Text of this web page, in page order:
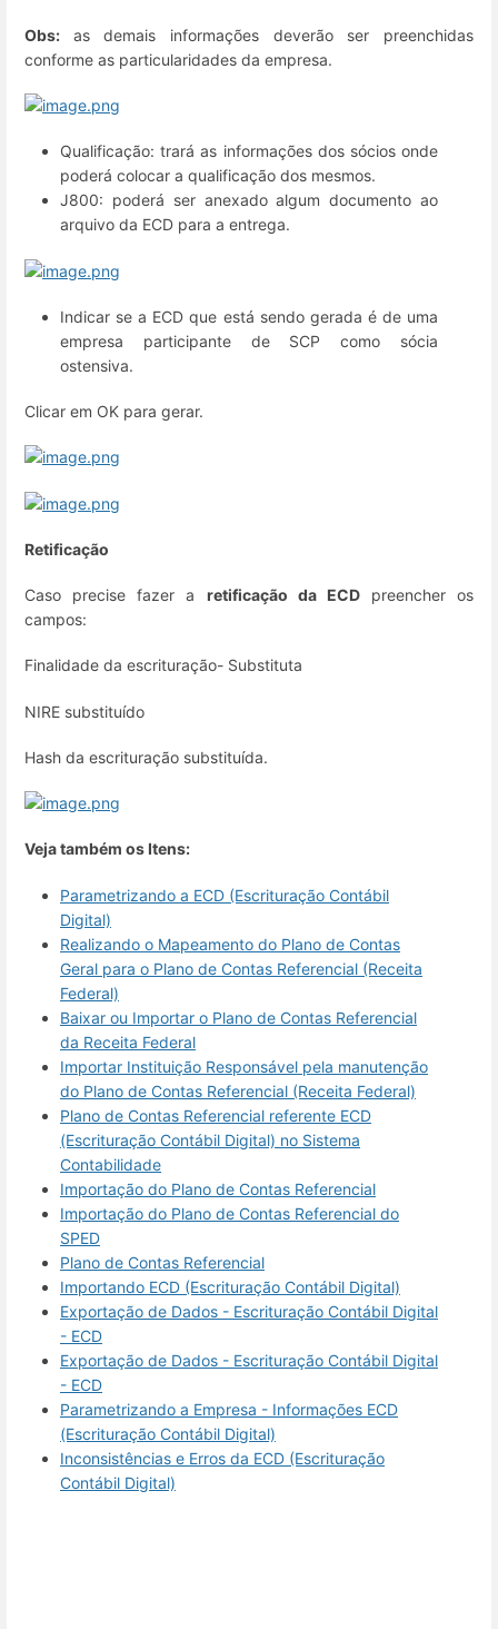
Obs: as demais informações deverão ser preenchidas
conforme as particularidades da empresa.
Qualificação: trará as informações dos sócios onde
poderá colocar a qualificação dos mesmos.
J800: poderá ser anexado algum documento ao
arquivo da ECD para a entrega.
Indicar se a ECD que está sendo gerada é de uma
empresa participante de SCP como sócia
ostensiva.
Clicar em OK para gerar.
Retificação
Caso precise fazer a retificação da ECDpreencher os
campos:
Finalidade da escrituração- Substituta
NIRE substituído
Hash da escrituração substituída.
Veja também os Itens:
Parametrizando a ECD (Escrituração Contábil
Digital)
Realizando o Mapeamento do Plano de Contas
Geral para o Plano de Contas Referencial (Receita
Federal)
Baixar ou Importar o Plano de Contas Referencial
da Receita Federal
Importar Instituição Responsável pela manutenção
do Plano de Contas Referencial (Receita Federal)
Plano de Contas Referencial referente ECD
(Escrituração Contábil Digital) no Sistema
Contabilidade
Importação do Plano de Contas Referencial
Importação do Plano de Contas Referencial do
SPED
Plano de Contas Referencial
Importando ECD (Escrituração Contábil Digital)
Exportação de Dados - Escrituração Contábil Digital
- ECD
Exportação de Dados - Escrituração Contábil Digital
- ECD
Parametrizando a Empresa - Informações ECD
(Escrituração Contábil Digital)
Inconsistências e Erros da ECD (Escrituração
Contábil Digital)